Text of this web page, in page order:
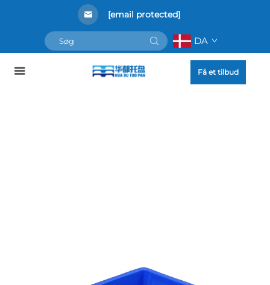
[email protected]
DA
Få et tilbud